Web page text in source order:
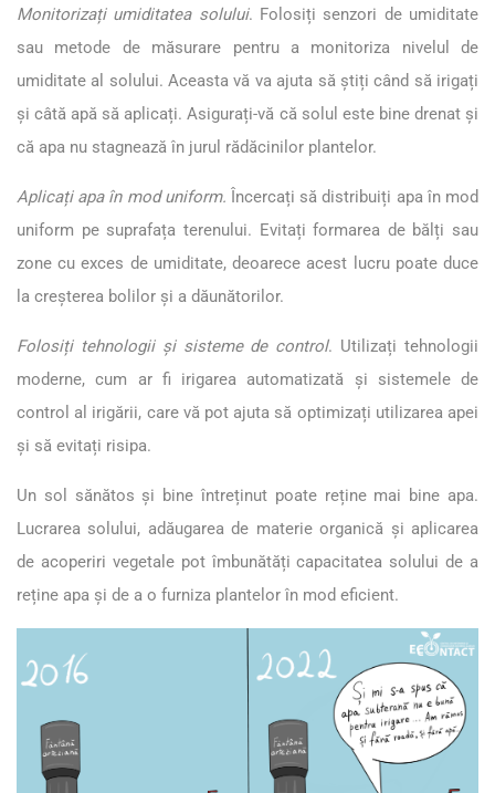
Monitorizați umiditatea solului. Folosiți senzori de umiditate
sau metode de măsurare pentru a monitoriza nivelul de
umiditate al solului. Aceasta vă va ajuta să știți când să irigați
și câtă apă să aplicați. Asigurați-vă că solul este bine drenat și
că apa nu stagnează în jurul rădăcinilor plantelor.
Aplicați apa în mod uniform. Încercați să distribuiți apa în mod
uniform pe suprafața terenului. Evitați formarea de bălți sau
zone cu exces de umiditate, deoarece acest lucru poate duce
la creșterea bolilor și a dăunătorilor.
Folosiți tehnologii și sisteme de control. Utilizați tehnologii
moderne, cum ar fi irigarea automatizată și sistemele de
control al irigării, care vă pot ajuta să optimizați utilizarea apei
și să evitați risipa.
Un sol sănătos și bine întreținut poate reține mai bine apa.
Lucrarea solului, adăugarea de materie organică și aplicarea
de acoperiri vegetale pot îmbunătăți capacitatea solului de a
reține apa și de a o furniza plantelor în mod eficient.